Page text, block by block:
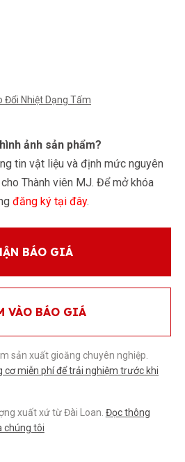
Đổi Nhiệt Dạng Tấm
ảnh sản phẩm?
tin vật liệu và định mức nguyên
Thành viên MJ. Để mở khóa
đăng ký tại đây.
BÁO GIÁ
VÀO BÁO GIÁ
sản xuất gioăng chuyên nghiệp.
cơ miễn phí để trải nghiệm trước khi
xuất xứ từ Đài Loan. Đọc thông
chúng tôi